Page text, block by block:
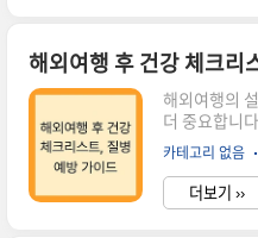
벽, 문화적 차
렵게 만듭니다. 이럴 때 1330
억하세요! 1330 해외여행 안전정보센터 는 관광
불편 신고 접
해외 사건·사
안내, 통역
해외여행 후 건강 체크리
해외여행의
더 중요합니
감염병 위험
니다. 귀국 후
건강한 일상
활기찬 나날
카테고리 없음
더보기 ››